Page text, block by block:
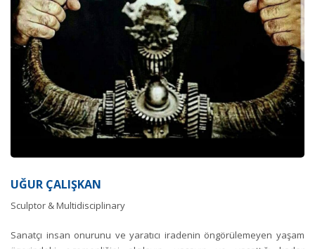
UĞUR ÇALIŞKAN
Sculptor & Multidisciplinary
Sanatçı insan onurunu ve yaratıcı iradenin öngörülemeyen yaşam